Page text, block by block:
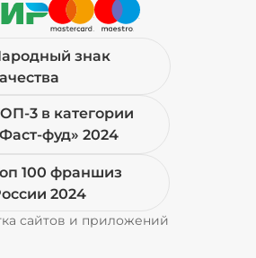
знак
3 в категории
фуд» 2024
100 франшиз
2024
сайтов и приложений
Pyrobyte